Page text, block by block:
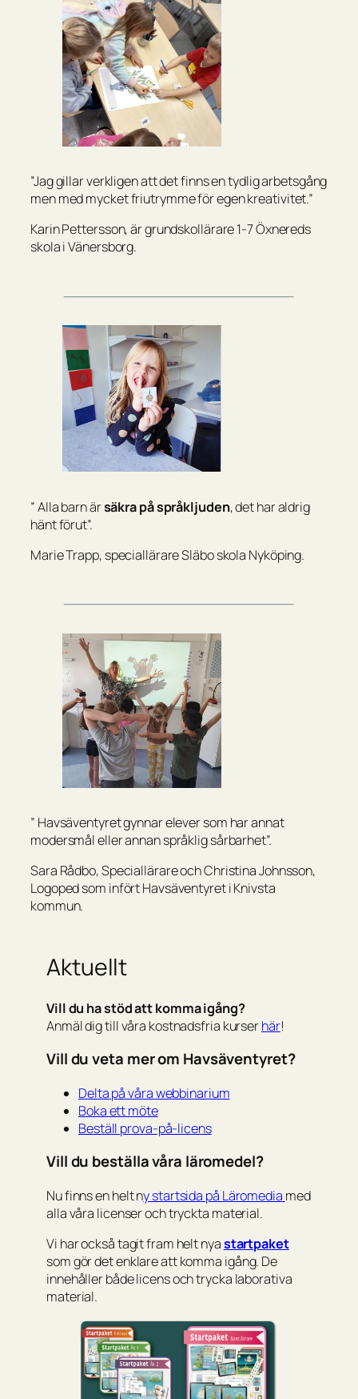
”Jag gillar verkligen att det finns en tydlig arbetsgång
men med mycket friutrymme för egen kreativitet.”
Karin Pettersson, är grundskollärare 1-7 Öxnereds
skola i Vänersborg.
”Alla barn ärsäkra på språkljuden, det har aldrig
hänt förut”.
Marie Trapp, speciallärare Släbo skola Nyköping.
” Havsäventyret gynnar elever som har annat
modersmål eller annan språklig sårbarhet”.
Sara Rådbo, Speciallärare och Christina Johnsson,
Logoped som infört Havsäventyret i Knivsta
kommun.
Aktuellt
Vill du ha stöd att komma igång?
Anmäl dig till våra kostnadsfria kurserhär!
Vill du veta mer om Havsäventyret?
Delta på våra webbinarium
Boka ett möte
Beställ prova-på-licens
Vill du beställa våra läromedel?
Nu finns en helt ny startsida på Läromedia med
alla våra licenser och tryckta material.
Vi har också tagit fram helt nyastartpaket
som gör det enklare att komma igång. De
innehåller både licens och trycka laborativa
material.